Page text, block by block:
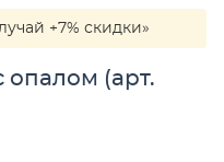
+7% скидки»
опалом (арт.